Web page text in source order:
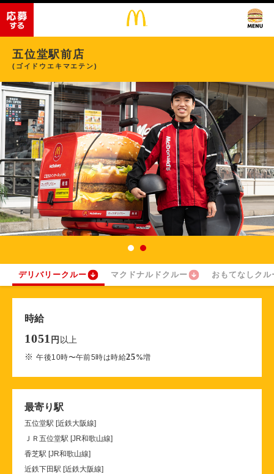
五位堂駅前店
(ゴイドウエキマエテン)
デリバリークルー マクドナルドクルー おもてなしクル
時給
1051 円 以上
※午後10時〜午前5時は時給25%増
最寄り駅
五位堂駅 [近鉄大阪線]
ＪＲ五位堂駅 [JR和歌山線]
香芝駅 [JR和歌山線]
近鉄下田駅 [近鉄大阪線]